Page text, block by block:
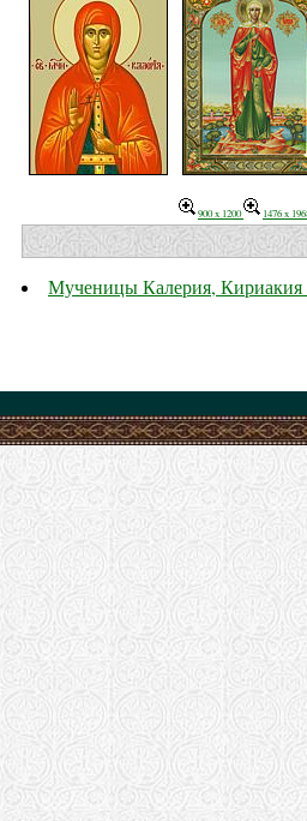
900 x 1200 1476 x
Мученицы Калерия,